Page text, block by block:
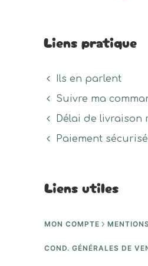
Liens pratique
Ils en parlent
Suivre ma
Délai de livraison
Paiement sécurisé
Liens utiles
MON COMPTE
COND. GÉNÉRALES DE